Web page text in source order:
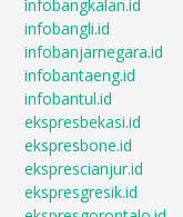
infobangkalan.id
infobangli.id
infobanjarnegara.id
infobantaeng.id
infobantul.id
ekspresbekasi.id
ekspresbone.id
eksprescianjur.id
ekspresgresik.id